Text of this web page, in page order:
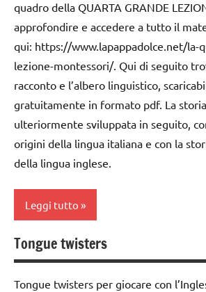
EDUCAZIONE
COSMICA
GUIDA
DIDATTICA
MONTESSORI
INGLESE
materiale
STORIA
ARGOMENTI
PER ETA'
TUTTI GLI
quadro della QUARTA GRANDE
approfondire e accedere a tutto il
qui: https://www.lapappadolce.net/la-
lezione-montessori/. Qui di seguito
racconto e l’albero linguistico,
gratuitamente in formato pdf. La
ulteriormente sviluppata in seguito,
origini della lingua italiana e con la
della lingua inglese.
Leggi tutto
dai
6
anni
Tongue twisters
Tongue twisters per giocare con